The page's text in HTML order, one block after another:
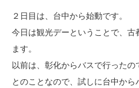
２日目は、台中から始動です。
今日は観光デーということで、
ます。
以前は、彰化からバスで行った
とのことなので、試しに台中から